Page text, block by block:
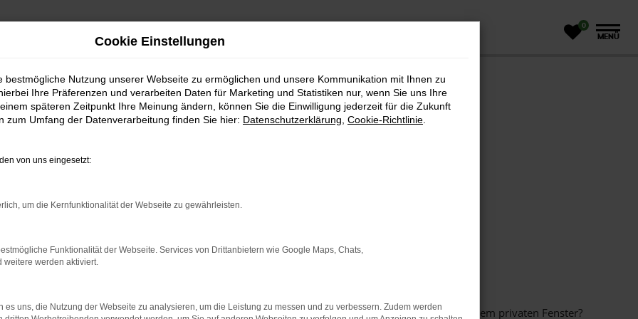
0
MENÜ
bestimmter Seiten verhindern. Funktioniert die Seite in einem anderen Browser oder in einem privaten Fenster?
Cookie Einstellungen
bestmögliche Nutzung unserer Webseite zu ermöglichen und unsere Kommunikation mit Ihnen zu
Ihre Präferenzen und verarbeiten Daten für Marketing und Statistiken nur, wenn Sie uns Ihre
späteren Zeitpunkt Ihre Meinung ändern, können Sie die Einwilligung jederzeit für die Zukunft
zum Umfang der Datenverarbeitung finden Sie hier: Datenschutzerklärung Cookie-Richtlinie
von uns eingesetzt:
um die Kernfunktionalität der Webseite zu gewährleisten.
Funktionalität der Webseite. Services von Drittanbietern wie Google Maps, Chats,
weitere werden aktiviert.
es uns, die Nutzung der Webseite zu analysieren, um die Leistung zu messen und zu verbessern. Zudem werden